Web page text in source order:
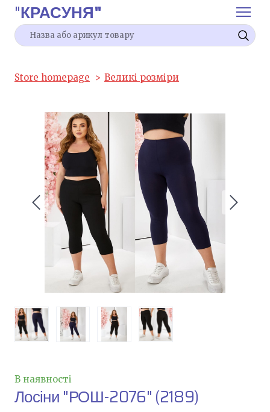
"КРАСУНЯ"
Store homepage Великі розміри
В наявності
Лосіни "РОШ-2076"(2189)